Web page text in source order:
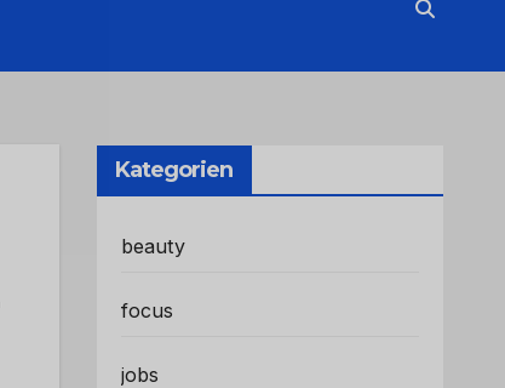
Kategorien
beauty
focus
jobs